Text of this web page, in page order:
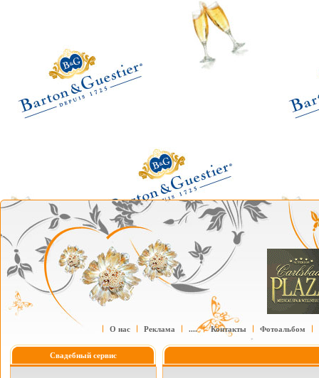
О нас Реклама .... Контакты Фотоальбом
Свадебный сервис